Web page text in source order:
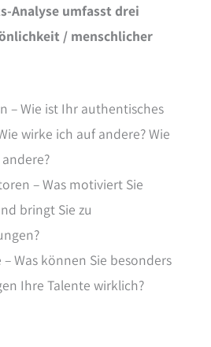
Analyse umfasst drei
/ menschlicher
– Wie ist Ihr authentisches
wirke ich auf andere? Wie
– Was motiviert Sie
bringt Sie zu
Was können Sie besonders
Ihre Talente wirklich?